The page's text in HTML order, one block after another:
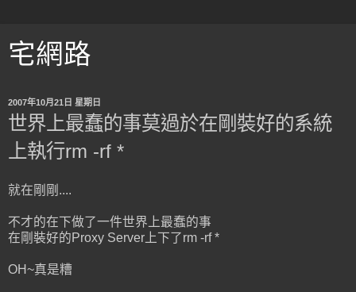
宅網路
2007年10月21日 星期日
世界上最蠢的事莫過於在剛裝好的系統
上執行rm -rf *
就在剛剛....
不才的在下做了一件世界上最蠢的事
在剛裝好的Proxy Server上下了rm -rf *
OH~真是糟